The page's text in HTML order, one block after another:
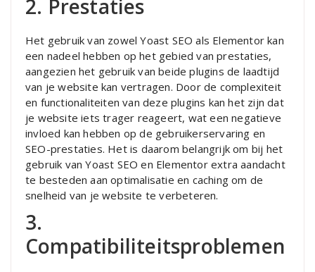
2. Prestaties
Het gebruik van zowel Yoast SEO als Elementor kan
een nadeel hebben op het gebied van prestaties,
aangezien het gebruik van beide plugins de laadtijd
van je website kan vertragen. Door de complexiteit
en functionaliteiten van deze plugins kan het zijn dat
je website iets trager reageert, wat een negatieve
invloed kan hebben op de gebruikerservaring en
SEO-prestaties. Het is daarom belangrijk om bij het
gebruik van Yoast SEO en Elementor extra aandacht
te besteden aan optimalisatie en caching om de
snelheid van je website te verbeteren.
3.
Compatibiliteitsproblemen